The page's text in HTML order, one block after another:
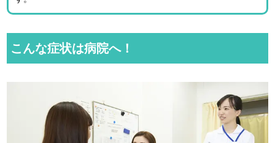
こんな症状は病院へ！